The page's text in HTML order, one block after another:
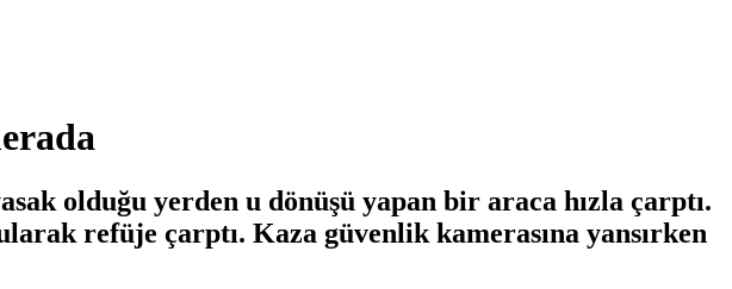
olduğu yerden u dönüşü yapan bir araca hızla çarptı.
refüje çarptı. Kaza güvenlik kamerasına yansırken